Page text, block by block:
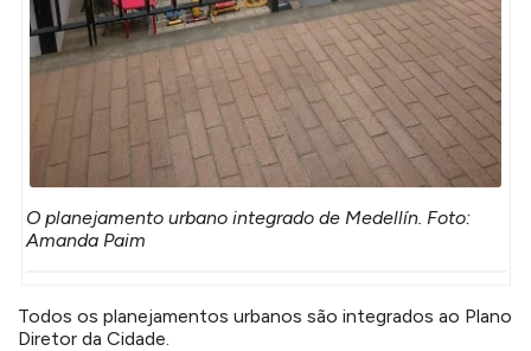
O planejamento urbano integrado de Medellín. Foto:
Amanda Paim
Todos os planejamentos urbanos são integrados ao Plano
Diretor da Cidade.